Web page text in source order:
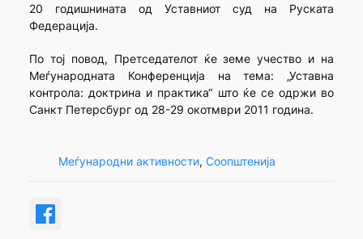
20 годишнината од Уставниот суд на Руската
Федерација.
По тој повод, Претседателот ќе земе учество и на
Меѓународната Конференција на тема: „Уставна
контрола: доктрина и практика“ што ќе се одржи во
Санкт Петерсбург од 28-29 окотмври 2011 година.
Меѓународни активности, Соопштенија